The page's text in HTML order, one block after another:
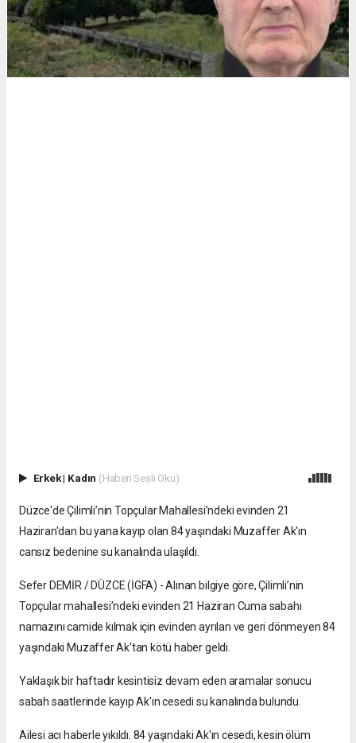
Erkek| Kadın (Haberi Sesli Oku)
Düzce'de Çilimli’nin Topçular Mahallesi’ndeki evinden 21
Haziran'dan bu yana kayıp olan 84 yaşındaki Muzaffer Ak'ın
cansız bedenine su kanalında ulaşıldı.
Sefer DEMİR / DÜZCE (İGFA) - Alınan bilgiye göre, Çilimli’nin
Topçular mahallesi’ndeki evinden 21 Haziran Cuma sabahı
namazını camide kılmak için evinden ayrılan ve geri dönmeyen 84
yaşındaki Muzaffer Ak'tan kötü haber geldi.
Yaklaşık bir haftadır kesintisiz devam eden aramalar sonucu
sabah saatlerinde kayıp Ak'ın cesedi su kanalında bulundu.
Ailesi acı haberle yıkıldı. 84 yaşındaki Ak'ın cesedi, kesin ölüm